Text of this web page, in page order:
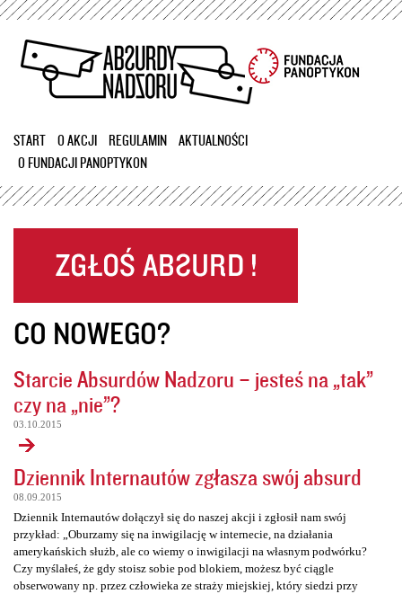
Przejdź
treści
START O AKCJI REGULAMIN
AKTUALNOŚCI
O FUNDACJI PANOPTYKON
CO NOWEGO?
Starcie Absurdów Nadzoru – jesteś na „tak”
czy na „nie”?
03.10.2015
Dziennik Internautów zgłasza swój absurd
08.09.2015
Dziennik Internautów dołączył się do naszej akcji i zgłosił nam swój
przykład: „Oburzamy się na inwigilację w internecie, na działania
amerykańskich służb, ale co wiemy o inwigilacji na własnym podwórku?
Czy myślałeś, że gdy stoisz sobie pod blokiem, możesz być ciągle
obserwowany np. przez człowieka ze straży miejskiej, który siedzi przy